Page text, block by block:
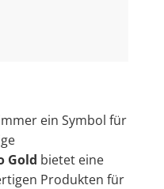
ein Symbol für
Gold bietet eine
Produkten für